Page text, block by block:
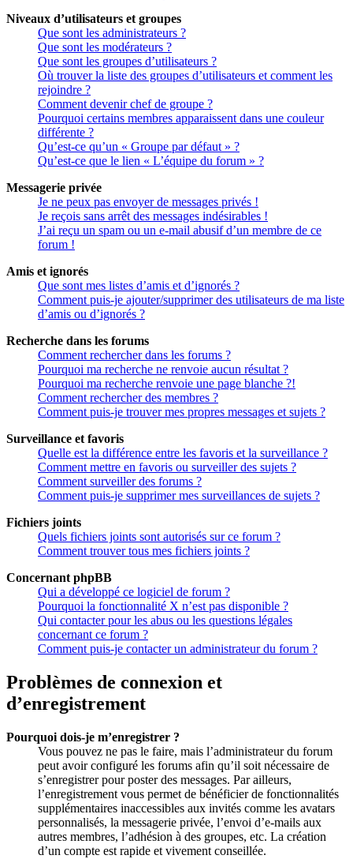
Niveaux d’utilisateurs et groupes
Que sont les administrateurs ?
Que sont les modérateurs ?
Que sont les groupes d’utilisateurs ?
Où trouver la liste des groupes d’utilisateurs et comment les
rejoindre ?
Comment devenir chef de groupe ?
Pourquoi certains membres apparaissent dans une couleur
différente ?
Qu’est-ce qu’un « Groupe par défaut » ?
Qu’est-ce que le lien « L’équipe du forum » ?
Messagerie privée
Je ne peux pas envoyer de messages privés !
Je reçois sans arrêt des messages indésirables !
J’ai reçu un spam ou un e-mail abusif d’un membre de ce
forum !
Amis et ignorés
Que sont mes listes d’amis et d’ignorés ?
Comment puis-je ajouter/supprimer des utilisateurs de ma liste
d’amis ou d’ignorés ?
Recherche dans les forums
Comment rechercher dans les forums ?
Pourquoi ma recherche ne renvoie aucun résultat ?
Pourquoi ma recherche renvoie une page blanche ?!
Comment rechercher des membres ?
Comment puis-je trouver mes propres messages et sujets ?
Surveillance et favoris
Quelle est la différence entre les favoris et la surveillance ?
Comment mettre en favoris ou surveiller des sujets ?
Comment surveiller des forums ?
Comment puis-je supprimer mes surveillances de sujets ?
Fichiers joints
Quels fichiers joints sont autorisés sur ce forum ?
Comment trouver tous mes fichiers joints ?
Concernant phpBB
Qui a développé ce logiciel de forum ?
Pourquoi la fonctionnalité X n’est pas disponible ?
Qui contacter pour les abus ou les questions légales
concernant ce forum ?
Comment puis-je contacter un administrateur du forum ?
Problèmes de connexion et
d’enregistrement
Pourquoi dois-je m’enregistrer ?
Vous pouvez ne pas le faire, mais l’administrateur du forum
peut avoir configuré les forums afin qu’il soit nécessaire de
s’enregistrer pour poster des messages. Par ailleurs,
l’enregistrement vous permet de bénéficier de fonctionnalités
supplémentaires inaccessibles aux invités comme les avatars
personnalisés, la messagerie privée, l’envoi d’e-mails aux
autres membres, l’adhésion à des groupes, etc. La création
d’un compte est rapide et vivement conseillée.